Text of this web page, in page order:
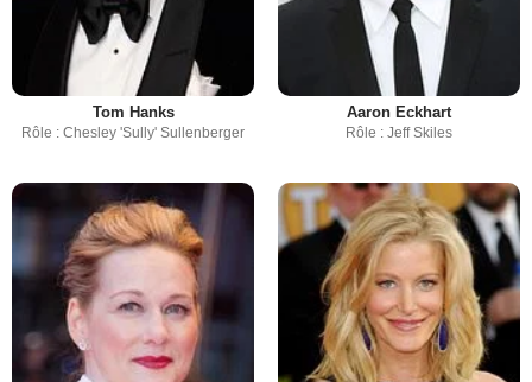
Tom Hanks
Rôle : Chesley 'Sully' Sullenberger
Aaron Eckhart
Rôle : Jeff Skiles